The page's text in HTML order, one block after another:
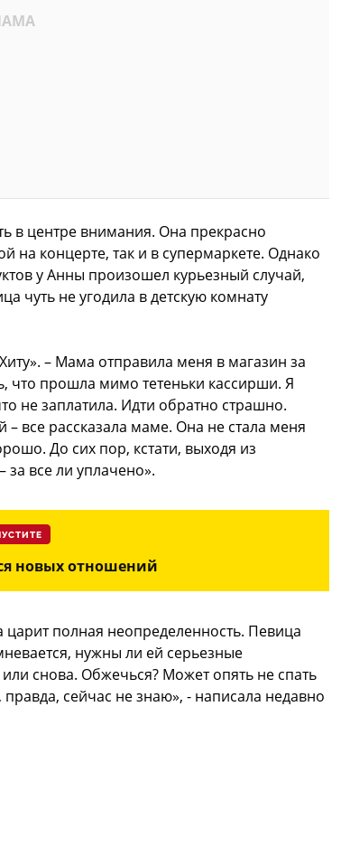
в центре внимания. Она прекрасно
на концерте, так и в супермаркете. Однако
у Анны произошел курьезный случай,
чуть не угодила в детскую комнату
– Мама отправила меня в магазин за
что прошла мимо тетеньки кассирши. Я
не заплатила. Идти обратно страшно.
все рассказала маме. Она не стала меня
До сих пор, кстати, выходя из
все ли уплачено».
новых отношений
полная неопределенность. Певица
нужны ли ей серьезные
снова. Обжечься? Может опять не спать
сейчас не знаю», - написала недавно